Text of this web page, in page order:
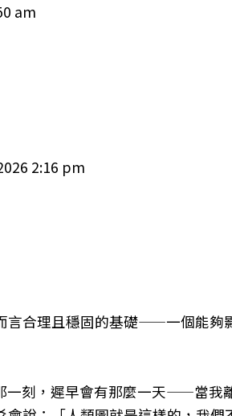
am
2:16 pm
言合理且穩固的基礎——一個能
刻，遲早會有那麼一天——當我